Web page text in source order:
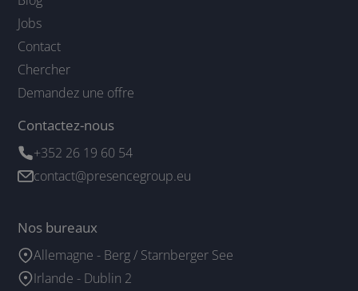
Jobs
Contact
Chercher
Demandez une offre
Contactez-nous
+352 26 19 60 54
contact@presencegroup.eu
Nos bureaux
Allemagne - Berg / Starnberger See
Irlande - Dublin 2